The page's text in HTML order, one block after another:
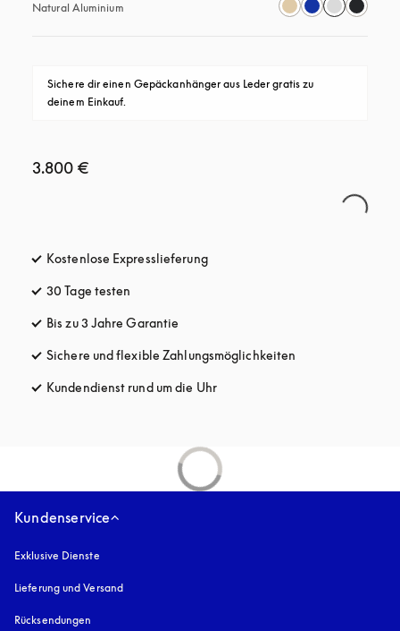
Natural Aluminium
Sichere dir einen Gepäckanhänger aus Leder gratis zu
deinem Einkauf.
3.800 €
Kostenlose Expresslieferungöffnet sich in einem neuen Tab
30 Tage testen
Bis zu 3 Jahre Garantie
Sichere und flexible Zahlungsmöglichkeiten
Kundendienst rund um die Uhröffnet sich in einem neuen Tab
Kundenservice
Exklusive Dienste
Lieferung und Versand
Rücksendungen